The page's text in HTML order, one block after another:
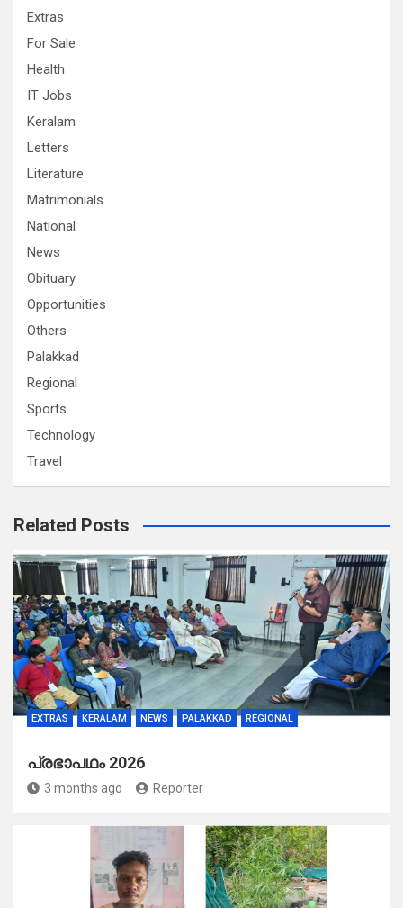
Extras
For Sale
Health
IT Jobs
Keralam
Letters
Literature
Matrimonials
National
News
Obituary
Opportunities
Others
Palakkad
Regional
Sports
Technology
Travel
Related Posts
EXTRAS KERALAM NEWS PALAKKAD REGIONAL
പ്രഭാപഥം 2026
3 months ago Reporter